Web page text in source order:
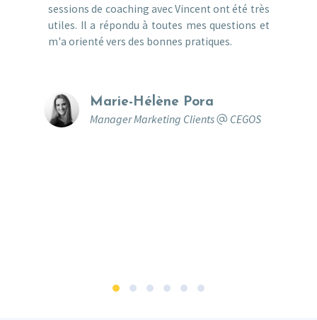
sessions de coaching avec Vincent ont été très
utiles. Il a répondu à toutes mes questions et
m'a orienté vers des bonnes pratiques.
Marie-Hélène Pora
Manager Marketing Clients CEGOS